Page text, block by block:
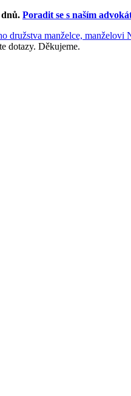
. Poradit se s naším
družstva manželce, manželovi
dotazy. Děkujeme.